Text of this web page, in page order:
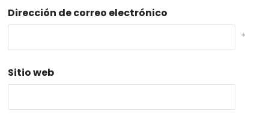
Dirección de correo electrónico
*
Sitio web